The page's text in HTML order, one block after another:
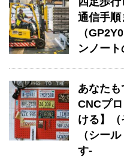
通信手順
（
ンノー
あなたも
CNCプ
ける】
（シー
す-